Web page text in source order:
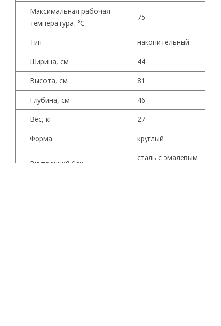
Максималь­ная рабочая
температура, °С
75
Тип накопительный
Ширина, см 44
Высота, см 81
Глубина, см 46
Вес, кг 27
Форма круглый
Внутренний бак
сталь с эмалевым